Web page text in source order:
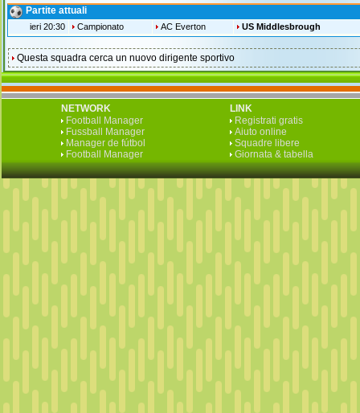
Partite attuali
ieri 20:30 Campionato AC Everton US Middlesbrough
Questa squadra cerca un nuovo dirigente sportivo
NETWORK
Football Manager
Fussball Manager
Manager de fútbol
Football Manager
LINK
Registrati gratis
Aiuto online
Squadre libere
Giornata & tabella